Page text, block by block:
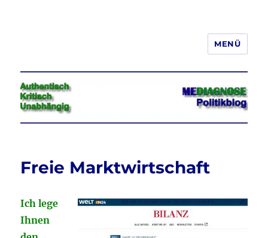
Jeder hat das Recht, seine
Meinung in Wort, Schrift und Bild
frei zu äußern und zu verbreiten
MENÜ
Freie Marktwirtschaft
Ich lege
Ihnen